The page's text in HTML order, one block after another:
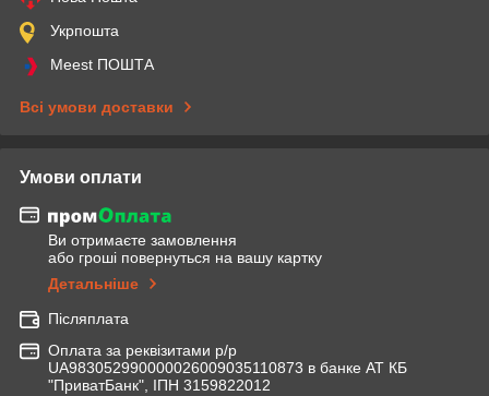
Укрпошта
Meest ПОШТА
Всі умови доставки
Умови оплати
Ви отримаєте замовлення
або гроші повернуться на вашу картку
Детальніше
Післяплата
Оплата за реквізитами р/р
UA983052990000026009035110873 в банке АТ КБ
"ПриватБанк", ІПН 3159822012